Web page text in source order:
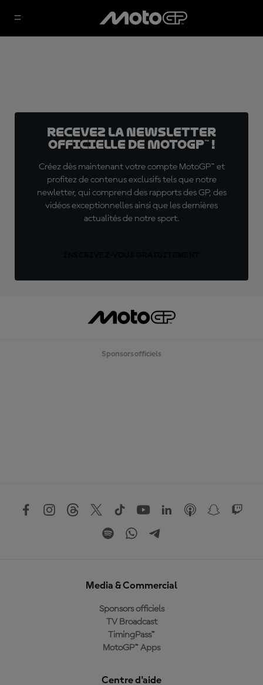
Recevez la Newsletter
officielle de MotoGP™ !
Créez dès maintenant votre compte MotoGP™ et
profitez de contenus exclusifs tels que notre
newletter, qui comprend des rapports des GP, des
vidéos exceptionnelles ainsi que les dernières
actualités de notre sport.
Sponsors officiels
Media & Commercial
Sponsors officiels
TV Broadcast
TimingPass™
MotoGP™ Apps
Centre d'aide